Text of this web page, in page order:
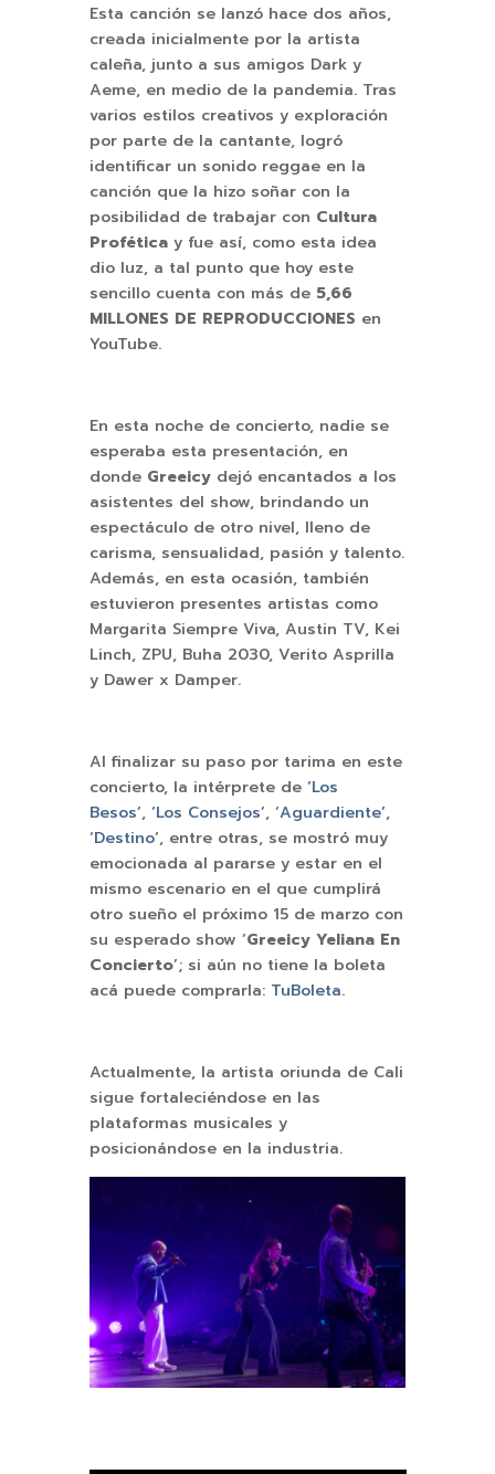
Esta canción se lanzó hace dos años,
creada inicialmente por la artista
caleña, junto a sus amigos Dark y
Aeme, en medio de la pandemia. Tras
varios estilos creativos y exploración
por parte de la cantante, logró
identificar un sonido reggae en la
canción que la hizo soñar con la
posibilidad de trabajar con Cultura
Proféticay fue así, como esta idea
dio luz, a tal punto que hoy este
sencillo cuenta con más de 5,66
MILLONES DE REPRODUCCIONES en
YouTube.
En esta noche de concierto, nadie se
esperaba esta presentación, en
donde Greeicy dejó encantados a los
asistentes del show, brindando un
espectáculo de otro nivel, lleno de
carisma, sensualidad, pasión y talento.
Además, en esta ocasión, también
estuvieron presentes artistas como
Margarita Siempre Viva, Austin TV, Kei
Linch, ZPU, Buha 2030, Verito Asprilla
y Dawer x Damper.
Al finalizar su paso por tarima en este
concierto, la intérprete de ‘Los
Besos’, ‘Los Consejos’, ‘Aguardiente’,
‘Destino’, entre otras, se mostró muy
emocionada al pararse y estar en el
mismo escenario en el que cumplirá
otro sueño el próximo 15 de marzo con
su esperado show ‘Greeicy Yeliana En
Concierto’; si aún no tiene la boleta
acá puede comprarla: TuBoleta.
Actualmente, la artista oriunda de Cali
sigue fortaleciéndose en las
plataformas musicales y
posicionándose en la industria.